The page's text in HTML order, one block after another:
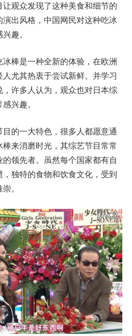
观众发现了这种美食和细节的
出风格，中国网民对这种吃冰
趣。
棒是一种全新的体验，在欧洲
尤其热衷于尝试新鲜。并学习
许多人认为，观众也对日本综
兴趣。
的一大特色，很多人都愿意通
来消磨时光，其综艺节目常常
领先者。虽然每个国家都有自
独特的食物和饮食文化，受到
。